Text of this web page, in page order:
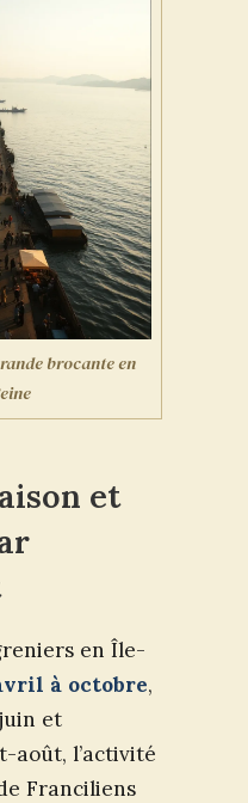
brocante en
et
en Île-
à octobre,
et
août, l’activité
Franciliens